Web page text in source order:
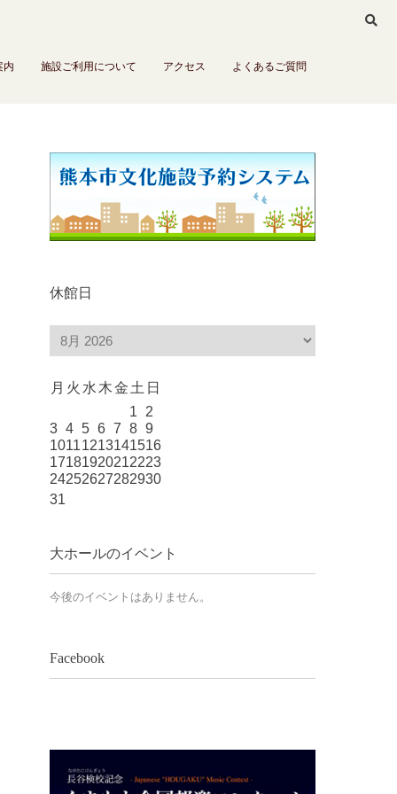
内 施設ご利用について アクセス よくあるご質問
休館日
月 火 水 木金 土 日
1
2
3 4 5 6 7 8 9
10111213141516
17181920212223
24252627282930
31
大ホールのイベント
今後のイベントはありません。
Facebook